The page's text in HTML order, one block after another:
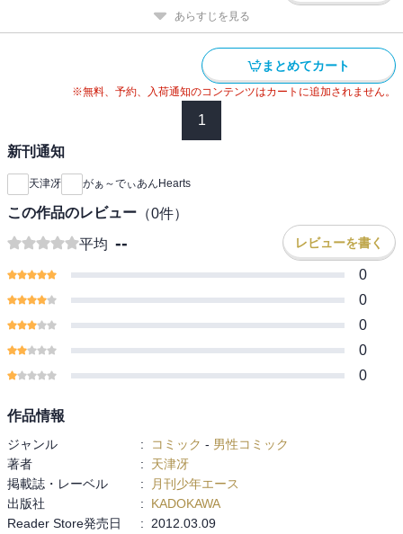
あらすじを見る
まとめてカート
※無料、予約、入荷通知のコンテンツはカートに追加されません。
1
新刊通知
天津冴 がぁ～でぃあんHearts
この作品のレビュー （0件）
平均 -- レビューを書く
0
0
0
0
0
作品情報
ジャンル : コミック - 男性コミック
著者
:
天津冴
掲載誌・レーベル
:
月刊少年エース
出版社
:
KADOKAWA
Reader Store発売日
:
2012.03.09